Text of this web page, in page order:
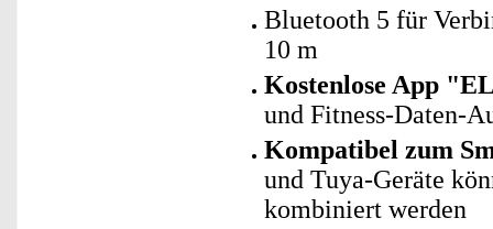
Bluetooth 5 für
10 m
Kostenlose App
und Fitness-Daten-
Kompatibel zum
und Tuya-Geräte
kombiniert werden